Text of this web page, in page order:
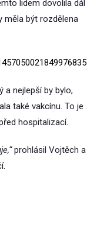
lidem dovolila dál
měla být rozdělena
a nejlepší by bylo,
také vakcínu. To je
hospitalizací.
prohlásil Vojtěch a